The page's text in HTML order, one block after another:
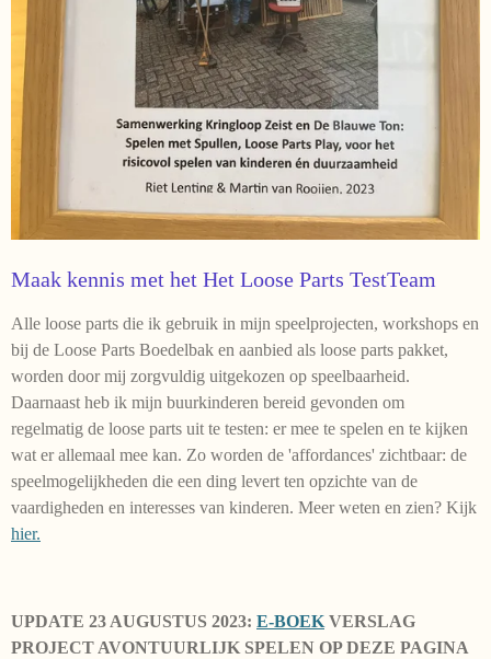
Maak kennis met het Het Loose Parts TestTeam
Alle loose parts die ik gebruik in mijn speelprojecten, workshops en
bij de Loose Parts Boedelbak en aanbied als loose parts pakket,
worden door mij zorgvuldig uitgekozen op speelbaarheid.
Daarnaast heb ik mijn buurkinderen bereid gevonden om
regelmatig de loose parts uit te testen: er mee te spelen en te kijken
wat er allemaal mee kan. Zo worden de 'affordances' zichtbaar: de
speelmogelijkheden die een ding levert ten opzichte van de
vaardigheden en interesses van kinderen. Meer weten en zien? Kijk
hier.
UPDATE 23 AUGUSTUS 2023: E-BOEK VERSLAG
PROJECT AVONTUURLIJK SPELEN OP DEZE PAGINA